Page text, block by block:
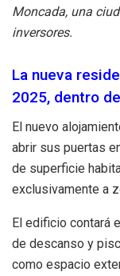
Moncada, una
inversores.
La nueva
2025, dentro
El nuevo
abrir sus puertas
de superficie
exclusivamente a
El edificio contará
de descanso y
como espacio